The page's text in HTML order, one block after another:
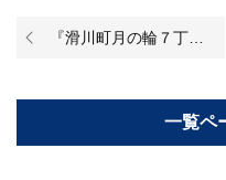
『滑川町月の輪７丁目新築戸建B区画』の建築が始まりました♪
一覧ペ